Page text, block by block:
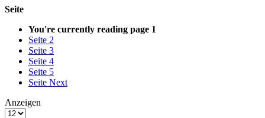
Seite
You're currently reading page 1
Seite 2
Seite 3
Seite 4
Seite 5
Seite Next
Anzeigen